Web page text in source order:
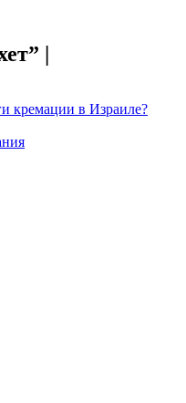
|
кремации в Израиле?